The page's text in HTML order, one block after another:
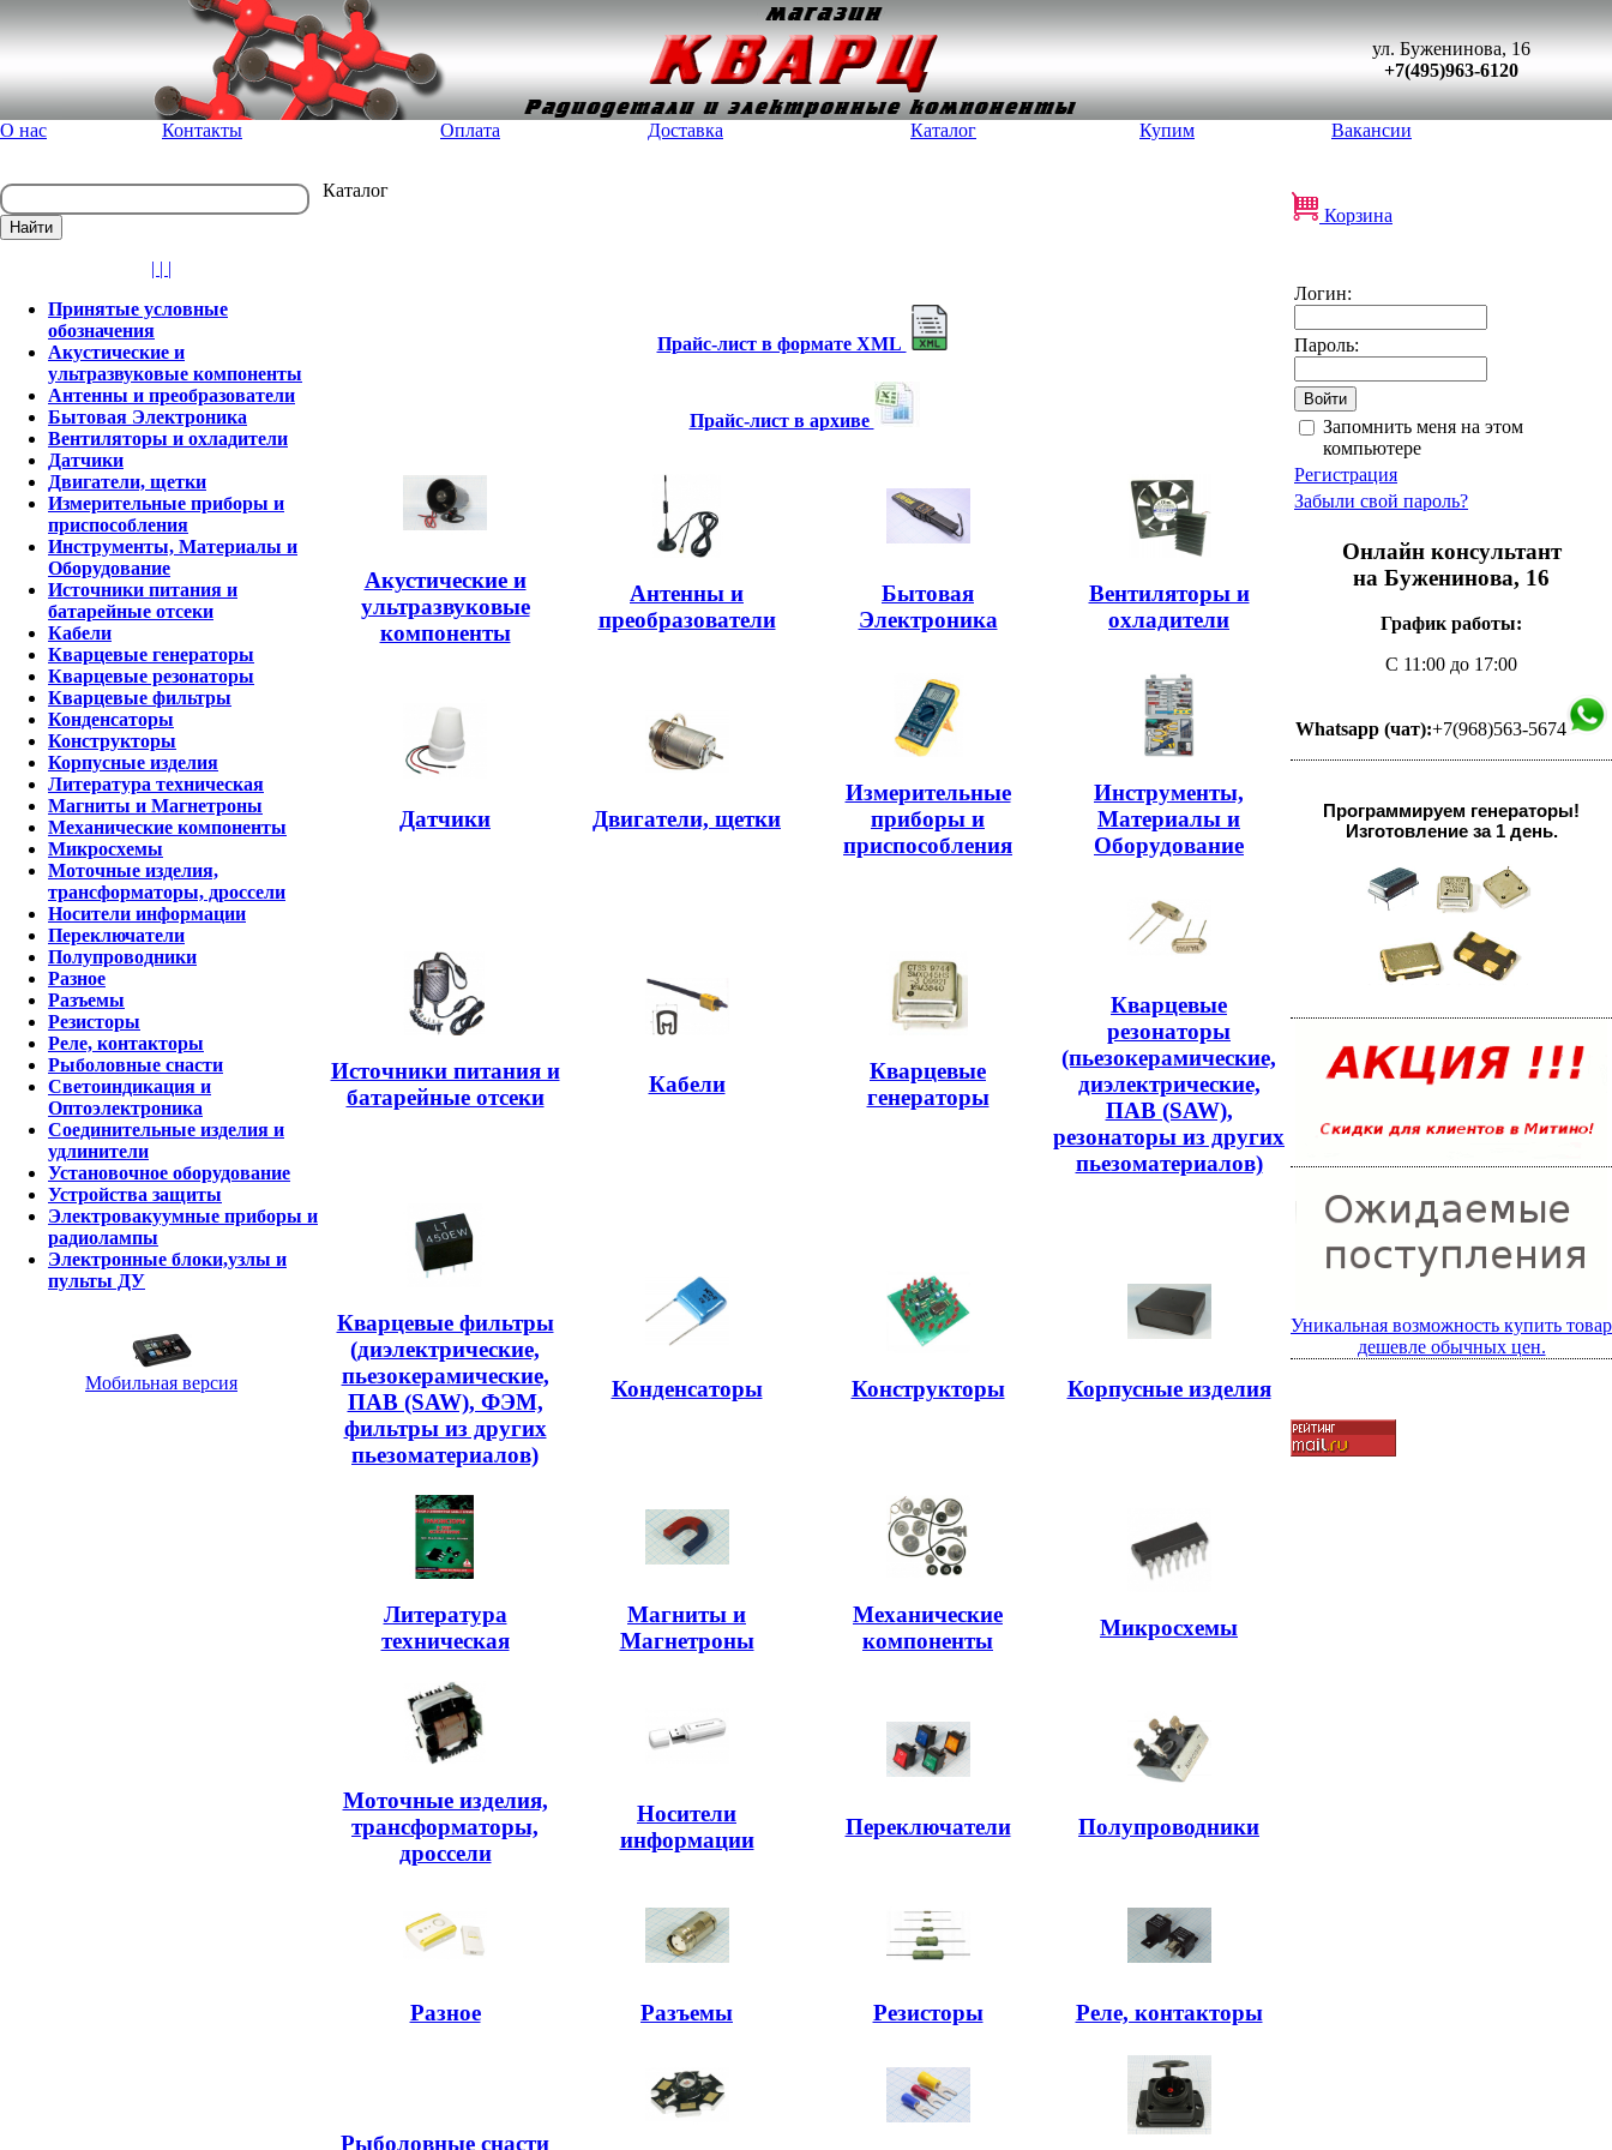
ул. Буженинова, 16
+7(495)963-6120
О нас Контакты Оплата Доставка Каталог Купим Вакансии
Каталог
Корзина
| | |
Принятые условные
обозначения
Акустические и
ультразвуковые компоненты
Антенны и преобразователи
Бытовая Электроника
Вентиляторы и охладители
Датчики
Двигатели, щетки
Измерительные приборы и
приспособления
Инструменты, Материалы и
Оборудование
Источники питания и
батарейные отсеки
Кабели
Кварцевые генераторы
Кварцевые резонаторы
Кварцевые фильтры
Конденсаторы
Конструкторы
Корпусные изделия
Литература техническая
Магниты и Магнетроны
Механические компоненты
Микросхемы
Моточные изделия,
трансформаторы, дроссели
Носители информации
Переключатели
Полупроводники
Разное
Разъемы
Резисторы
Реле, контакторы
Рыболовные снасти
Светоиндикация и
Оптоэлектроника
Соединительные изделия и
удлинители
Установочное оборудование
Устройства защиты
Электровакуумные приборы и
радиолампы
Электронные блоки,узлы и
пульты ДУ
Мобильная версия
Прайс-лист в формате XML
Прайс-лист в архиве
Акустические и
ультразвуковые
компоненты
Антенны и
преобразователи
Бытовая
Электроника
Вентиляторы и
охладители
Датчики Двигатели, щетки
Измерительные
приборы и
приспособления
Инструменты,
Материалы и
Оборудование
Источники питания и
батарейные отсеки
Кабели
Кварцевые
генераторы
Кварцевые
резонаторы
(пьезокерамические,
диэлектрические,
ПАВ (SAW),
резонаторы из других
пьезоматериалов)
Кварцевые фильтры
(диэлектрические,
пьезокерамические,
ПАВ (SAW), ФЭМ,
фильтры из других
пьезоматериалов)
Конденсаторы Конструкторы Корпусные изделия
Литература
техническая
Магниты и
Магнетроны
Механические
компоненты
Микросхемы
Моточные изделия,
трансформаторы,
дроссели
Носители
информации
Переключатели Полупроводники
Разное Разъемы Резисторы Реле, контакторы
Рыболовные снасти
Логин:
Пароль:
Запомнить меня на этом
компьютере
Регистрация
Забыли свой пароль?
Онлайн консультант
на Буженинова, 16
График работы:
С 11:00 до 17:00
Whatsapp (чат):+7(968)563-5674
Программируем генераторы!
Изготовление за 1 день.
Уникальная возможность купить товар
дешевле обычных цен.